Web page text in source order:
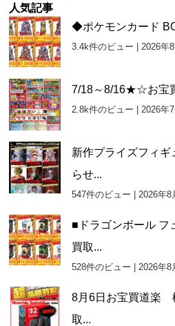
ー
カ
イ
ブ
人気記事
◆ポケモンカード
3.4k件のビュー | 2026年
7/18～8/16★☆お宝
2.8k件のビュー | 2026年
新作プライズフィ
らせ...
547件のビュー | 2026年8
■ドラゴンボール フ
買取...
528件のビュー | 2026年8
8月6日お宝買道楽
取...